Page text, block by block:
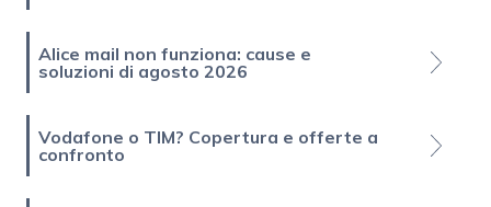
Alice mail non funziona: cause e
soluzioni di agosto 2026
Vodafone o TIM? Copertura e offerte a
confronto